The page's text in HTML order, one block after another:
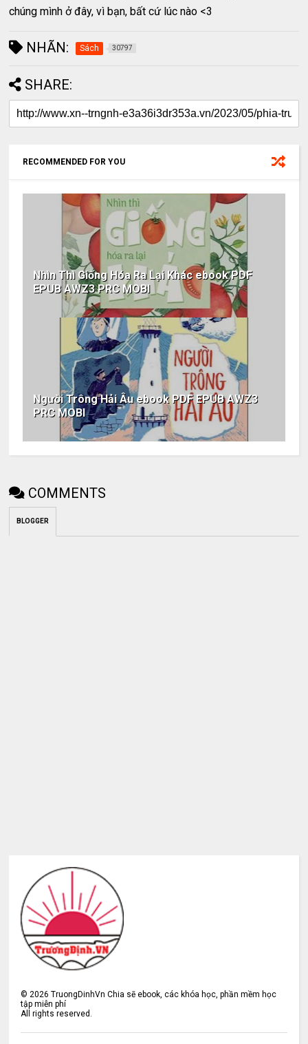
chúng mình ở đây, vì bạn, bất cứ lúc nào <3
NHÃN: Sách 30797
SHARE:
RECOMMENDED FOR YOU
Nhìn Thì Giống Hóa Ra Lại Khác ebook PDF
EPUB AWZ3 PRC MOBI
Người Trông Hải Âu ebook PDF EPUB AWZ3
PRC MOBI
COMMENTS
BLOGGER
© 2026 TruongDinhVn Chia sẽ ebook, các khóa học, phần mềm học
tập miễn phí
All rights reserved.